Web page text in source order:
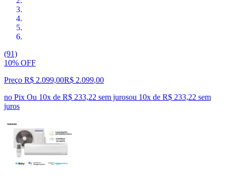
(91)
10% OFF
Preço R$ 2.099,00R$ 2.099,00
no Pix Ou 10x de R$ 233,22 sem jurosou 10x de R$ 233,22 sem
juros